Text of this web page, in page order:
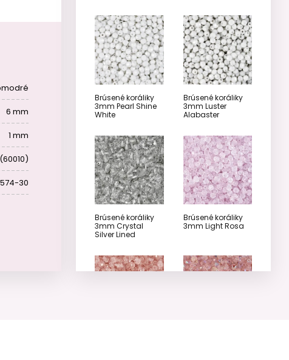
6 mm
1 mm
(60010)
30
Brúsené koráliky
3mm Pearl Shine
White
Brúsené koráliky
3mm Luster
Alabaster
Brúsené koráliky
3mm Crystal
Silver Lined
Brúsené koráliky
3mm Light Rosa